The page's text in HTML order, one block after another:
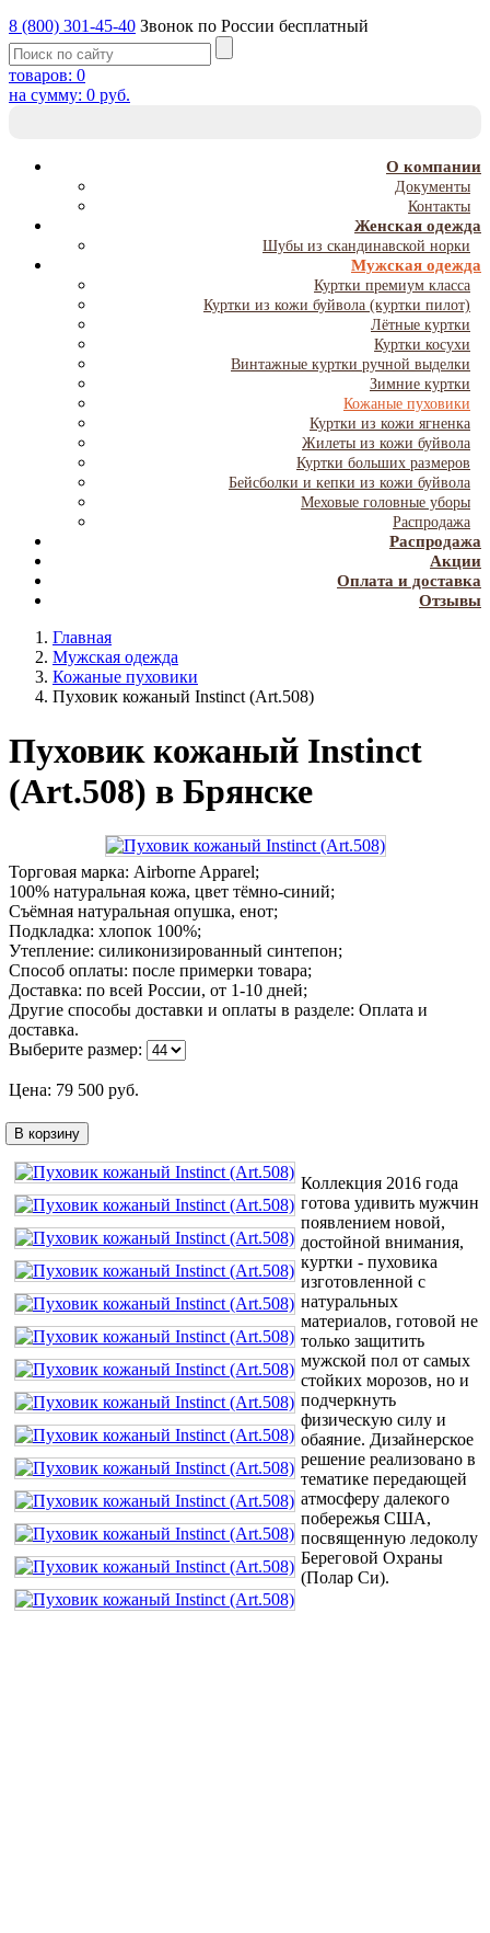
8 (800) 301-45-40 Звонок по России бесплатный
товаров: 0
на сумму: 0 руб.
О компании
Документы
Контакты
Женская одежда
Шубы из скандинавской норки
Мужская одежда
Куртки премиум класса
Куртки из кожи буйвола (куртки пилот)
Лётные куртки
Куртки косухи
Винтажные куртки ручной выделки
Зимние куртки
Кожаные пуховики
Куртки из кожи ягненка
Жилеты из кожи буйвола
Куртки больших размеров
Бейсболки и кепки из кожи буйвола
Меховые головные уборы
Распродажа
Распродажа
Акции
Оплата и доставка
Отзывы
Главная
Мужская одежда
Кожаные пуховики
Пуховик кожаный Instinct (Art.508)
Пуховик кожаный Instinct
(Art.508) в Брянске
Торговая марка: Airborne Apparel;
100% натуральная кожа, цвет тёмно-синий;
Съёмная натуральная опушка, енот;
Подкладка: хлопок 100%;
Утепление: силиконизированный синтепон;
Способ оплаты: после примерки товара;
Доставка: по всей России, от 1-10 дней;
Другие способы доставки и оплаты в разделе: Оплата и
доставка.
Выберите размер:
Цена: 79 500 руб.
В корзину
Коллекция 2016 года
готова удивить мужчин
появлением новой,
достойной внимания,
куртки - пуховика
изготовленной с
натуральных
материалов, готовой не
только защитить
мужской пол от самых
стойких морозов, но и
подчеркнуть
физическую силу и
обаяние. Дизайнерское
решение реализовано в
тематике передающей
атмосферу далекого
побережья США,
посвященную ледоколу
Береговой Охраны
(Полар Си).